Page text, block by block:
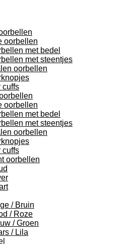
oorbellen
met bedel
met steentjes
oorbellen
cuffs
oorbellen
met bedel
met steentjes
oorbellen
cuffs
oorbellen
/ Bruin
/ Roze
/ Groen
/ Lila